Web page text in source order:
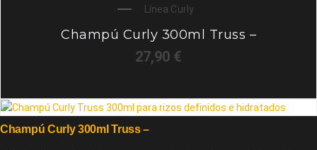
Línea Curly
Champú Curly 300ml Truss –
27,90 €
Champú Curly 300ml Truss –